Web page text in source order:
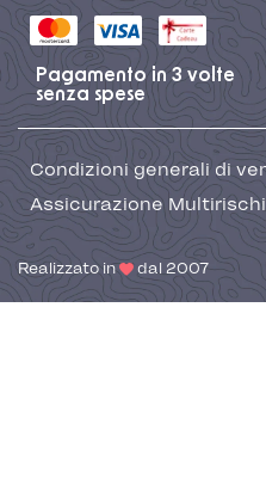
Pagamento in 3 volte
senza spese
Condizioni generali di
Assicurazione Multirischi
Realizzato in dal 2007